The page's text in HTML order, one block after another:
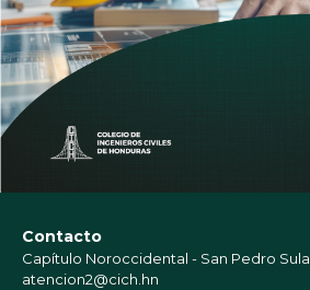
Contacto
Capítulo Noroccidental - San Pedro Sula
atencion2@cich.hn